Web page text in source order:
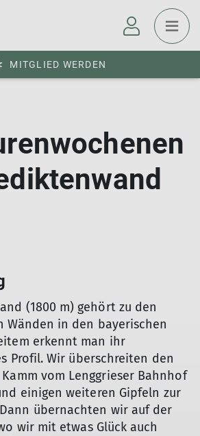
MITGLIED WERDEN
(1800 m) gehört zu den
Wänden in den bayerischen
erkennt man ihr
Profil. Wir überschreiten den
vom Lenggrieser Bahnhof
einigen weiteren Gipfeln zur
übernachten wir auf der
wir mit etwas Glück auch